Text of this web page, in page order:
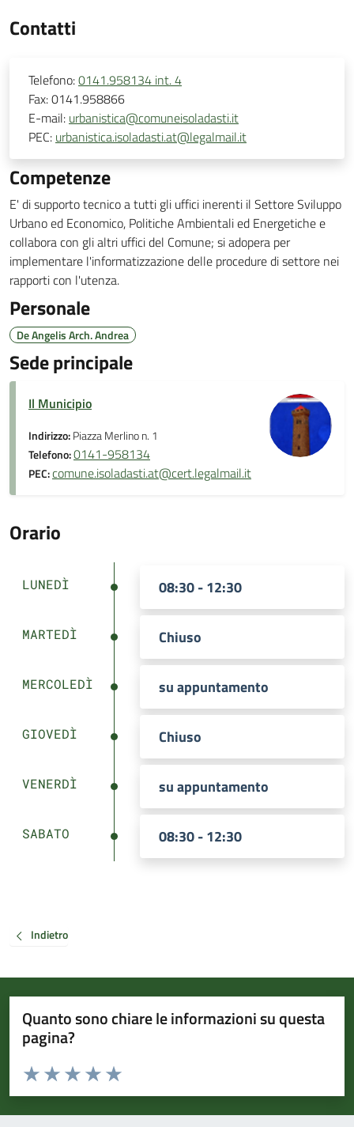
Contatti
Telefono:0141.958134 int. 4
Fax:0141.958866
E-mail: urbanistica@comuneisoladasti.it
PEC: urbanistica.isoladasti.at@legalmail.it
Competenze
E' di supporto tecnico a tutti gli uffici inerenti il Settore Sviluppo
Urbano ed Economico, Politiche Ambientali ed Energetiche e
collabora con gli altri uffici del Comune; si adopera per
implementare l'informatizzazione delle procedure di settore nei
rapporti con l'utenza.
Personale
De Angelis Arch. Andrea
Sede principale
Il Municipio
Indirizzo:Piazza Merlino n. 1
Telefono:0141-958134
PEC:comune.isoladasti.at@cert.legalmail.it
Orario
LUNEDÌ 08:30 - 12:30
MARTEDÌ Chiuso
MERCOLEDÌ su appuntamento
GIOVEDÌ Chiuso
VENERDÌ su appuntamento
SABATO 08:30 - 12:30
Indietro
Quanto sono chiare le informazioni su questa
pagina?
Valuta da 1 a 5 stelle la pagina
Valuta 5 stelle su 5
Valuta 4 stelle su 5
Valuta 3 stelle su 5
Valuta 2 stelle su 5
Valuta 1 stelle su 5